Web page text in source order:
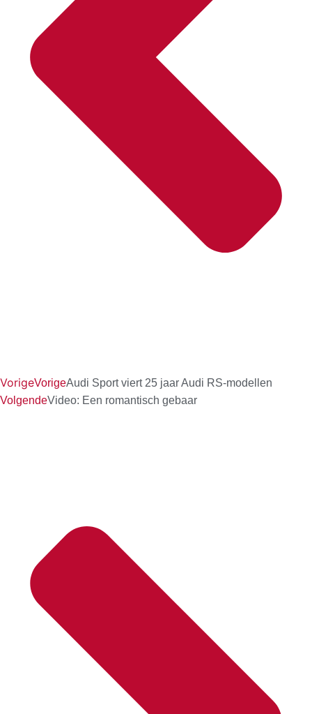
VorigeVorigeAudi Sport viert 25 jaar Audi RS-modellen
VolgendeVideo: Een romantisch gebaar